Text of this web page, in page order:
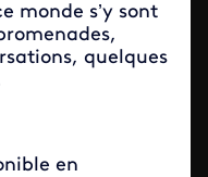
monde s’y sont
quelques
en